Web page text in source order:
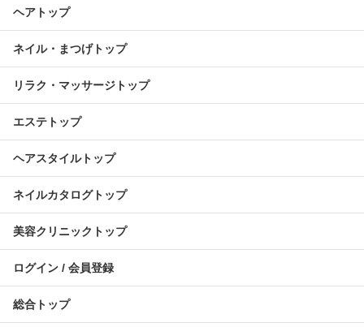
ヘアトップ
ネイル・まつげトップ
リラク・マッサージトップ
エステトップ
ヘアスタイルトップ
ネイルカタログトップ
美容クリニックトップ
ログイン / 会員登録
総合トップ